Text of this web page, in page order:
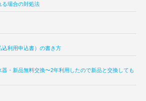
る場合の対処法
利用申込書）の書き方
器・新品無料交換〜2年利用したので新品と交換しても